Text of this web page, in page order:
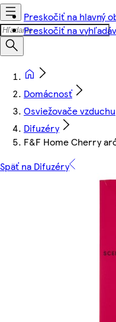
Preskočiť na hlavný
Preskočiť na
Domácnosť
Osviežovače vzduchu
Difuzéry
F&F Home Cherry
Späť na Difuzéry